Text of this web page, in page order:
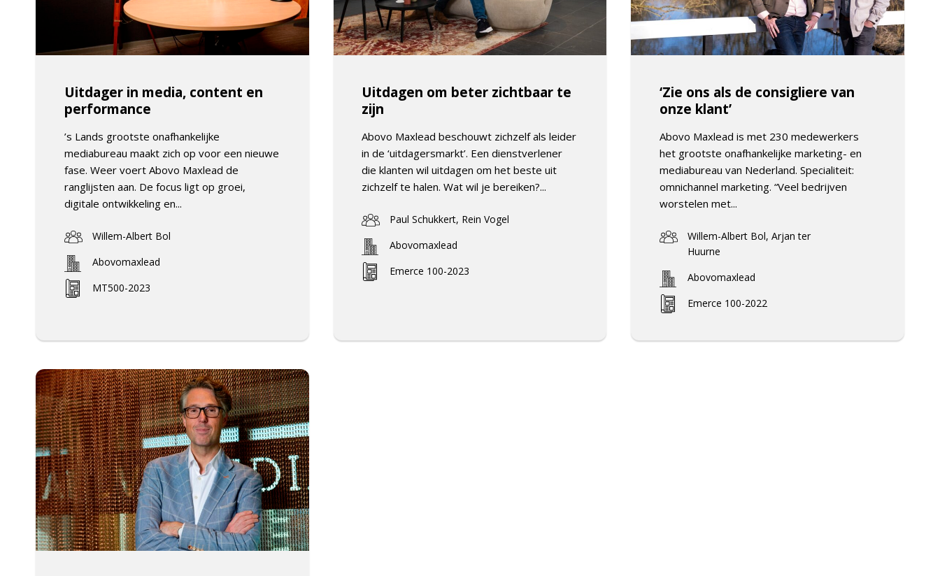
Uitdager in media, content en
performance
’s Lands grootste onafhankelijke
mediabureau maakt zich op voor een nieuwe
fase. Weer voert Abovo Maxlead de
ranglijsten aan. De focus ligt op groei,
digitale ontwikkeling en...
Willem-Albert Bol
Abovomaxlead
MT500-2023
Uitdagen om beter zichtbaar te
zijn
Abovo Maxlead beschouwt zichzelf als leider
in de ‘uitdagersmarkt’. Een dienstverlener
die klanten wil uitdagen om het beste uit
zichzelf te halen. Wat wil je bereiken?...
Paul Schukkert, Rein Vogel
Abovomaxlead
Emerce 100-2023
‘Zie ons als de consigliere van
onze klant’
Abovo Maxlead is met 230 medewerkers
het grootste onafhankelijke marketing- en
mediabureau van Nederland. Specialiteit:
omnichannel marketing. “Veel bedrijven
worstelen met...
Willem-Albert Bol, Arjan ter
Huurne
Abovomaxlead
Emerce 100-2022